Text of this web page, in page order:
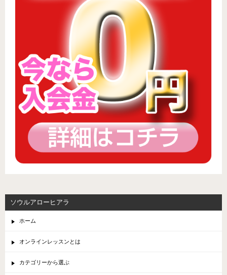
ソウルアローヒアラ
ホーム
オンラインレッスンとは
カテゴリーから選ぶ